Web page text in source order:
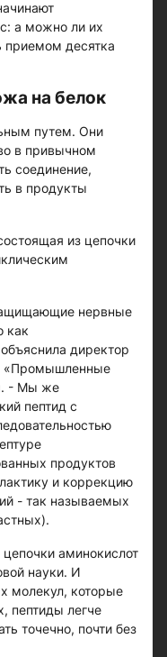
а можно ли их
приемом десятка
на белок
путем. Они
в привычном
соединение,
в продукты
из цепочки
нервные
как
директор
«Промышленные
- Мы же
пептид с
продуктов
и коррекцию
- так называемых
аминокислот
науки. И
молекул, которые
пептиды легче
точечно, почти без